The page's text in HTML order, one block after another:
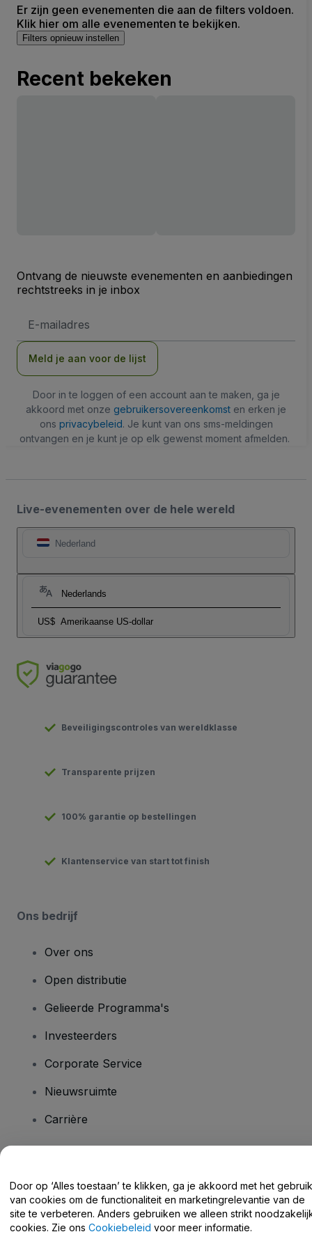
Er zijn geen evenementen die aan de filters voldoen.
Klik hier om alle evenementen te bekijken.
Filters opnieuw instellen
Recent bekeken
Ontvang de nieuwste evenementen en aanbiedingen
rechtstreeks in je inbox
mailadres
Meld je aan voor de lijst
Door in te loggen of een account aan te maken, ga je
akkoord met onze gebruikersovereenkomst en erken je
ons privacybeleid. Je kunt van ons sms-meldingen
ontvangen en je kunt je op elk gewenst moment afmelden.
Live-evenementen over de hele wereld
Nederland
Nederlands
US$ Amerikaanse US-dollar
Beveiligingscontroles van wereldklasse
Transparente prijzen
100% garantie op bestellingen
Klantenservice van start tot finish
Ons bedrijf
Over ons
Open distributie
Gelieerde Programma's
Investeerders
Corporate Service
Nieuwsruimte
Carrière
Helpcentrum / Neem Contact Met Ons Op
Door op ‘Alles toestaan’ te klikken, ga je akkoord met het gebruik
van cookies om de functionaliteit en marketingrelevantie van de
site te verbeteren. Anders gebruiken we alleen strikt
cookies. Zie ons Cookiebeleid voor meer informatie.